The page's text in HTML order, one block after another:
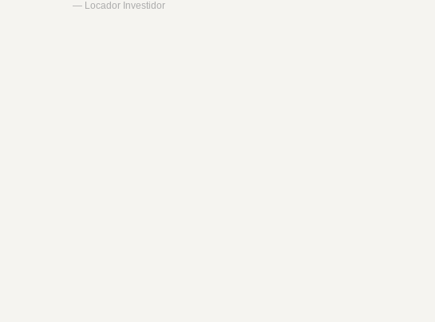
— Locador Investidor